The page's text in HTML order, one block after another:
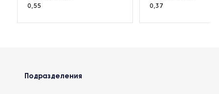
0,55
0,37
Подразделения